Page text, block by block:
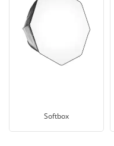
Softbox